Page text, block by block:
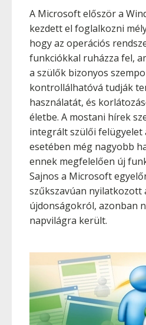
A Microsoft először a
kezdett el foglalkozni
hogy az operációs
funkciókkal ruházza fel,
a szülők bizonyos
kontrollálhatóvá tudják
használatát, és
életbe. A mostani hírek
integrált szülői felügyelet
esetében még nagyobb
ennek megfelelően új
Sajnos a Microsoft
szűkszavúan nyilatkozott
újdonságokról, azonban
napvilágra került.